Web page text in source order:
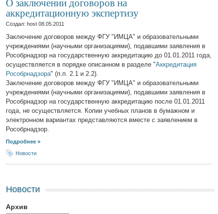
аккредитационную экспертизу
Создал: host 08.05.2011
Заключение договоров между ФГУ "ИМЦА" и образовательными
учреждениями (научными организациями), подавшими заявления в
Рособрнадзор на государственную аккредитацию до 01.01.2011 года,
осуществляется в порядке описанном в разделе "Аккредитация
Рособрнадзора" (п.п. 2.1 и 2.2).
Заключение договоров между ФГУ "ИМЦА" и образовательными
учреждениями (научными организациями), подавшими заявления в
Рособрнадзор на государственную аккредитацию после 01.01.2011
года, не осуществляется. Копии учебных планов в бумажном и
электронном вариантах представляются вместе с заявлением в
Рособрнадзор.
Подробнее »
Новости
Новости
Архив